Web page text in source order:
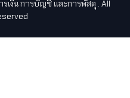
เงิน การบัญชี และการพัสดุ . All